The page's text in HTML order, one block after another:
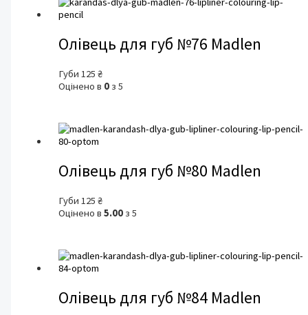
Олівець для губ №76 Madlen
Губи125₴
Оцінено в 0 з 5
Олівець для губ №80 Madlen
Губи125₴
Оцінено в5.00 з 5
Олівець для губ №84 Madlen